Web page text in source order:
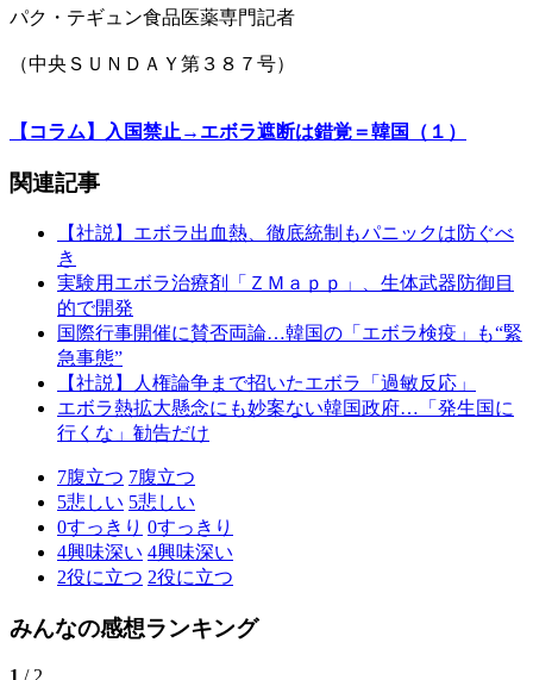
パク・テギュン食品医薬専門記者
（中央ＳＵＮＤＡＹ第３８７号）
【コラム】入国禁止→エボラ遮断は錯覚＝韓国（１）
関連記事
【社説】エボラ出血熱、徹底統制もパニックは防ぐべ
き
実験用エボラ治療剤「ＺＭａｐｐ」、生体武器防御目
的で開発
国際行事開催に賛否両論…韓国の「エボラ検疫」も“緊
急事態”
【社説】人権論争まで招いたエボラ「過敏反応」
エボラ熱拡大懸念にも妙案ない韓国政府…「発生国に
行くな」勧告だけ
7腹立つ 7腹立つ
5悲しい 5悲しい
0すっきり 0すっきり
4興味深い 4興味深い
2役に立つ 2役に立つ
みんなの感想ランキング